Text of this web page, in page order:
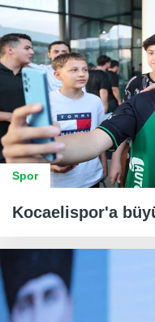
Spor
Kocaelispor'a